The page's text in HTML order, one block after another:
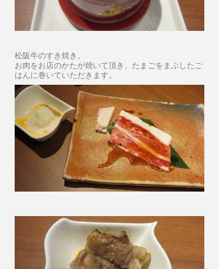
松阪牛のすき焼き。
お肉をお店のかたが焼いて頂き、たまごをまぶしたご
はんに巻いていただきます。